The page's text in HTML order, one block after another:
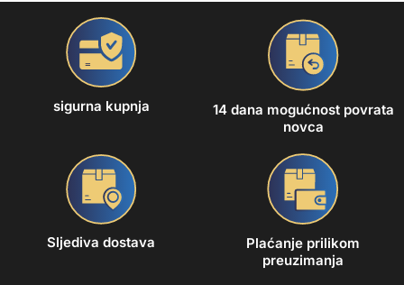
sigurna kupnja
14 dana mogućnost povrata
novca
Sljediva dostava
Plaćanje prilikom
preuzimanja